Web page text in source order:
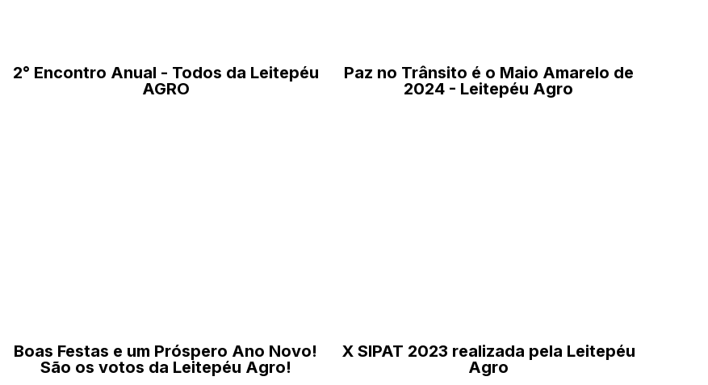
2° Encontro Anual - Todos da Leitepéu
AGRO
Paz no Trânsito é o Maio Amarelo de
2024 - Leitepéu Agro
Boas Festas e um Próspero Ano Novo!
São os votos da Leitepéu Agro!
X SIPAT 2023 realizada pela Leitepéu
Agro